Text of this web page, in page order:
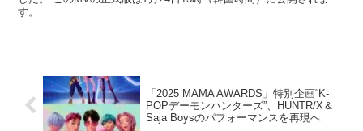
す。
「2025 MAMA AWARDS」特別企画“K-
POPデーモンハンターズ”、HUNTR/X＆
Saja Boysのパフォーマンスを再現へ